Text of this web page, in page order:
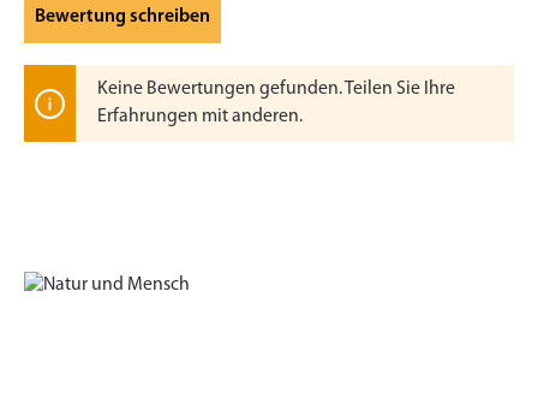
Bewertung schreiben
Keine Bewertungen gefunden. Teilen Sie Ihre
Erfahrungen mit anderen.